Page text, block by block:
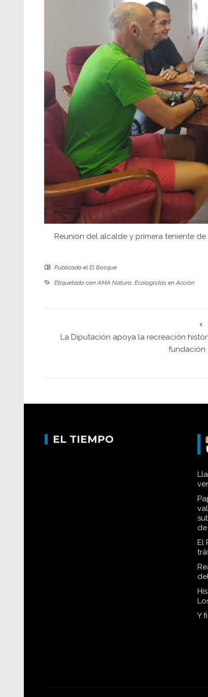
Reunión del alcalde y primera teniente
Publicado el El Bosque
Etiquetado con AMA Natura Ecologistas en Acción
La Diputación apoya la recreación
fundación
EL TIEMPO
El
Y